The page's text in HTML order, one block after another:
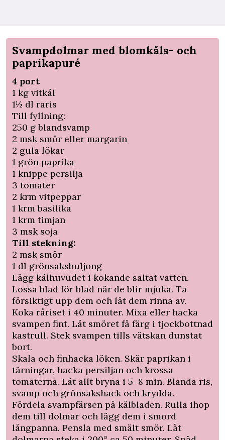
Svampdolmar med blomkåls- och
paprikapuré
4 port
1 kg vitkål
1½ dl raris
Till fyllning:
250 g blandsvamp
2 msk smör eller margarin
2 gula lökar
1 grön paprika
1 knippe persilja
3 tomater
2 krm vitpeppar
1 krm basilika
1 krm timjan
3 msk soja
Till stekning:
2 msk smör
1 dl grönsaksbuljong
Lägg kålhuvudet i kokande saltat vatten.
Lossa blad för blad när de blir mjuka. Ta
försiktigt upp dem och låt dem rinna av.
Koka råriset i 40 minuter. Mixa eller hacka
svampen fint. Låt smöret få färg i tjockbottnad
kastrull. Stek svampen tills vätskan dunstat
bort.
Skala och finhacka löken. Skär paprikan i
tärningar, hacka persiljan och krossa
tomaterna. Låt allt bryna i 5–8 min. Blanda ris,
svamp och grönsakshack och krydda.
Fördela svampfärsen på kålbladen. Rulla ihop
dem till dolmar och lägg dem i smord
långpanna. Pensla med smält smör. Låt